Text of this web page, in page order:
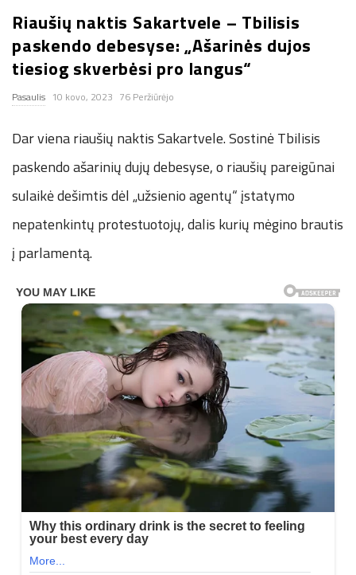
n
.
n
e
t
Riaušių naktis Sakartvele – Tbilisis
paskendo debesyse: „Ašarinės dujos
tiesiog skverbėsi pro langus“
Pasaulis 10 kovo, 2023 76 Peržiūrėjo
Dar viena riaušių naktis Sakartvele. Sostinė Tbilisis
paskendo ašarinių dujų debesyse, o riaušių pareigūnai
sulaikė dešimtis dėl „užsienio agentų“ įstatymo
nepatenkintų protestuotojų, dalis kurių mėgino brautis
į parlamentą.